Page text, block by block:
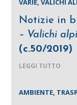
VARIE,VALICHI
Notizie in
– Valichi
(c.50/2019)
LEGGI TUTTO
AMBIENTE,